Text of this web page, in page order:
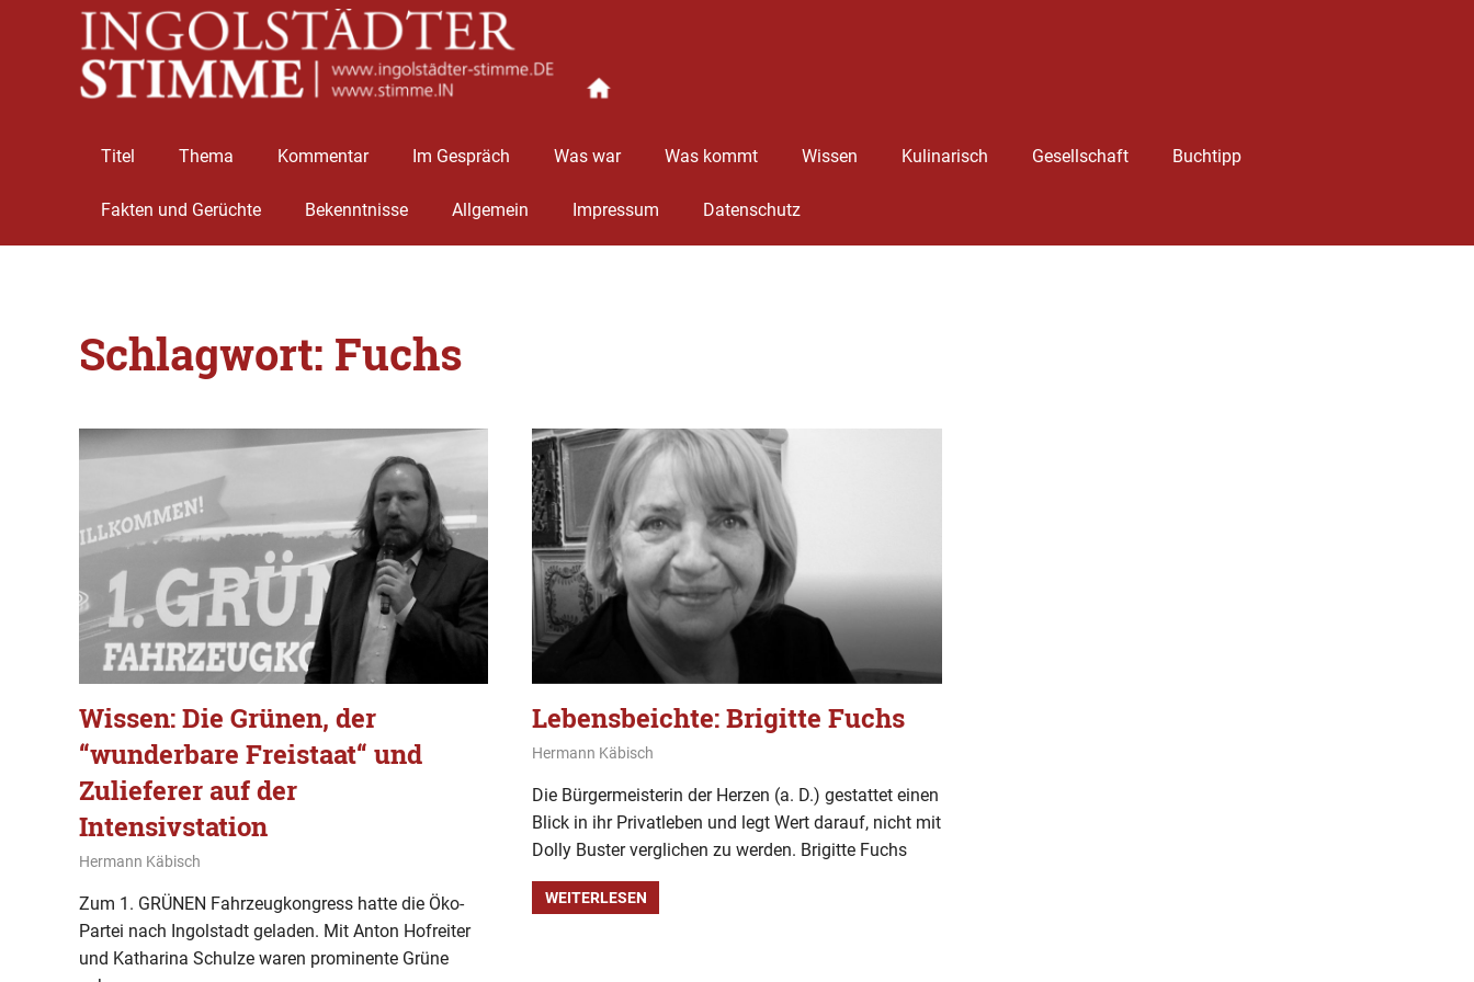
Titel Thema Kommentar Im Gespräch Was war Was kommt Wissen Kulinarisch Gesellschaft Buchtipp
Fakten und Gerüchte Bekenntnisse Allgemein Impressum Datenschutz
Schlagwort: Fuchs
Wissen: Die Grünen, der
“wunderbare Freistaat“ und
Zulieferer auf der
Intensivstation
9. Februar 2020
Hermann Käbisch
Zum 1. GRÜNEN Fahrzeugkongress hatte die Öko-
Partei nach Ingolstadt geladen. Mit Anton Hofreiter
und Katharina Schulze waren prominente Grüne
Lebensbeichte: Brigitte Fuchs
12. Januar 2020
Hermann Käbisch
Die Bürgermeisterin der Herzen (a. D.) gestattet einen
Blick in ihr Privatleben und legt Wert darauf, nicht mit
Dolly Buster verglichen zu werden. Brigitte Fuchs
WEITERLESEN